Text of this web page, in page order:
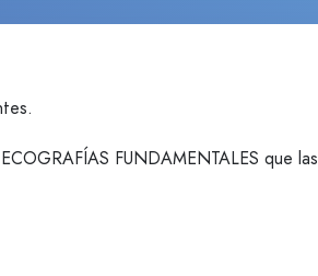
FUNDAMENTALES que las